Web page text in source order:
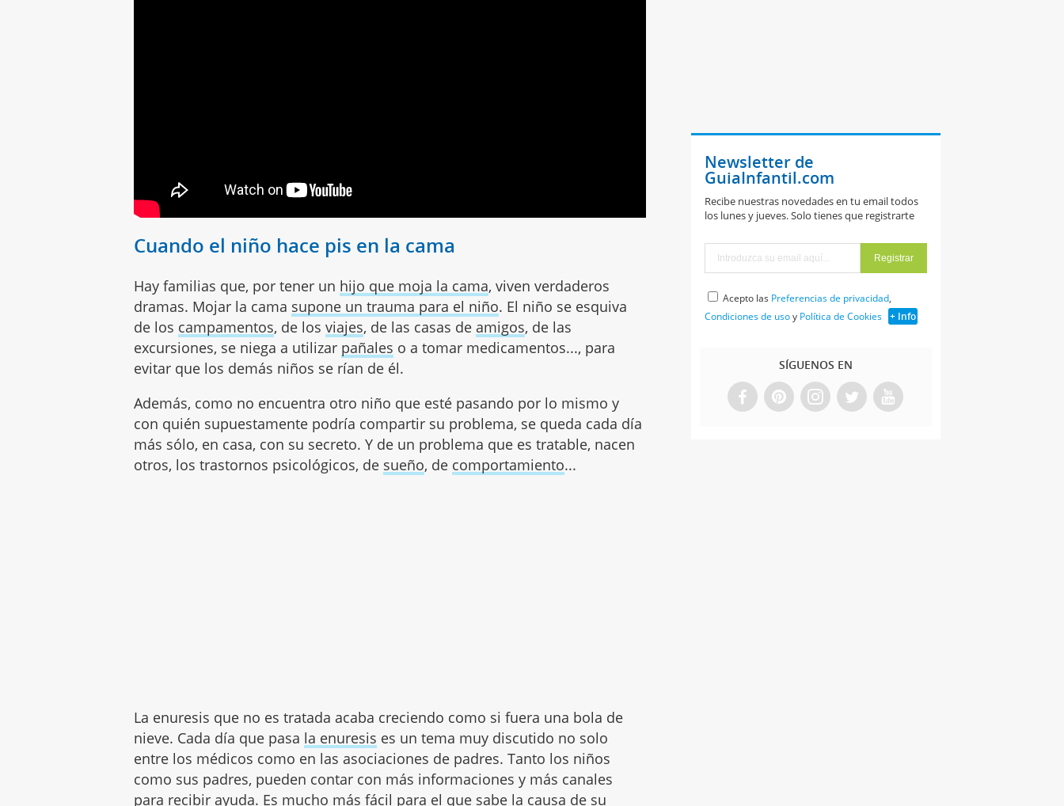
Cuando el niño hace pis en la cama
Hay familias que, por tener un hijo que moja la cama, viven verdaderos
dramas. Mojar la cama supone un trauma para el niño. El niño se esquiva
de los campamentos, de losviajes, de las casas de amigos, de las
excursiones, se niega a utilizar pañales o a tomar medicamentos..., para
evitar que los demás niños se rían de él.
Además, como no encuentra otro niño que esté pasando por lo mismo y
con quién supuestamente podría compartir su problema, se queda cada día
más sólo, en casa, con su secreto. Y de un problema que es tratable, nacen
otros, los trastornos psicológicos, de sueño, de comportamiento...
La enuresis que no es tratada acaba creciendo como si fuera una bola de
nieve. Cada día que pasa la enuresis es un tema muy discutido no solo
entre los médicos como en las asociaciones de padres. Tanto los niños
como sus padres, pueden contar con más informaciones y más canales
para recibir ayuda. Es mucho más fácil para el que sabe la causa de su
Newsletter de
GuiaInfantil.com
Recibe nuestras novedades en tu email todos
los lunes y jueves. Solo tienes que registrarte
Acepto las Preferencias de privacidad,
Condiciones de usoy Política de Cookies + Info
SÍGUENOS EN